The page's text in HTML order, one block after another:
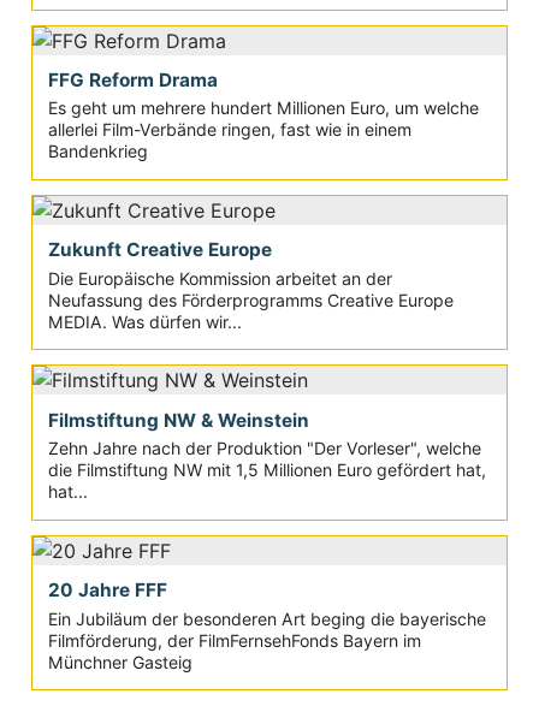
FFG Reform Drama
Es geht um mehrere hundert Millionen Euro, um welche
allerlei Film-Verbände ringen, fast wie in einem
Bandenkrieg
Zukunft Creative Europe
Die Europäische Kommission arbeitet an der
Neufassung des Förderprogramms Creative Europe
MEDIA. Was dürfen wir...
Filmstiftung NW & Weinstein
Zehn Jahre nach der Produktion "Der Vorleser", welche
die Filmstiftung NW mit 1,5 Millionen Euro gefördert hat,
hat...
20 Jahre FFF
Ein Jubiläum der besonderen Art beging die bayerische
Filmförderung, der FilmFernsehFonds Bayern im
Münchner Gasteig